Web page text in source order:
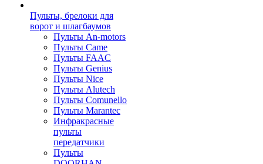
Пульты, брелоки для
ворот и шлагбаумов
Пульты An-motors
Пульты Came
Пульты FAAC
Пульты Genius
Пульты Nice
Пульты Alutech
Пульты Сomunello
Пульты Marantec
Инфракрасные
пульты
передатчики
Пульты